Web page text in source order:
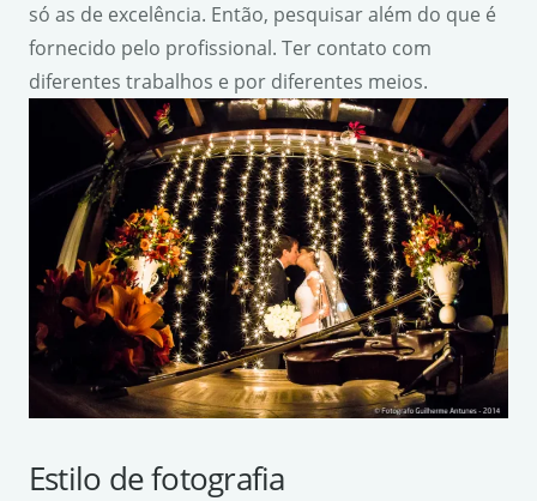
só as de excelência. Então, pesquisar além do que é
fornecido pelo profissional. Ter contato com
diferentes trabalhos e por diferentes meios.
Estilo de fotografia